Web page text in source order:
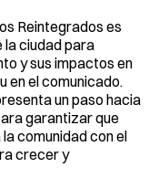
Reintegrados es
la ciudad para
y sus impactos en
en el comunicado.
un paso hacia
garantizar que
comunidad con el
crecer y